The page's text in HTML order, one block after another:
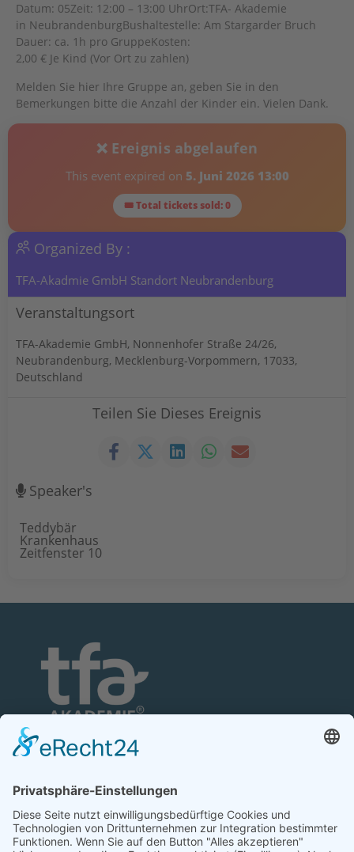
Datum: 05Zeit: 12:00 – 13:00 UhrOrt:TFA- Akademie
in NeubrandenburgBushaltestelle: Am Stargarder Bruch
Dauer: ca. 1h pro GruppeKosten:
2,00 € Je Kind (Vor Ort zu zahlen)
Melden Sie hier Ihre Gruppe an, geben Sie in den
Bemerkungen bitte die Anzahl der Kinder ein. Vielen Dank.
❌ Ereignis abgelaufen
This event expired on 5. Juni 2026 13:00
🎟 Total tickets sold: 0
Organized By :
TFA-Akadmie GmbH Standort Neubrandenburg
Veranstaltungsort
TFA-Akademie GmbH, Nonnenhofer Straße 24/26,
Neubrandenburg, Mecklenburg-Vorpommern, 17033,
Deutschland
Teilen Sie Dieses Ereignis
Speaker's
Teddybär
Krankenhaus
Zeitfenster 10
Nonnenhofer Straße 24/26
17033 Neubrandenburg
Telefon: 0395 35 88 100
Telefax: 0395 35 88 111